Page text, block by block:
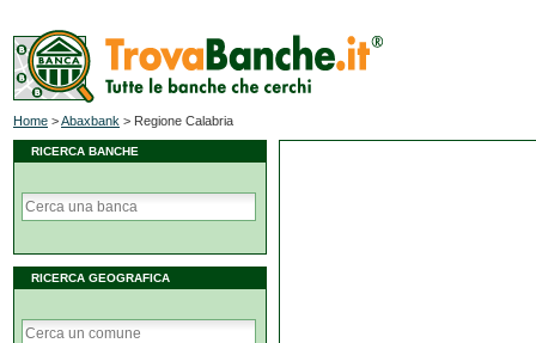
Home >Abaxbank > Regione Calabria
RICERCA BANCHE
RICERCA GEOGRAFICA